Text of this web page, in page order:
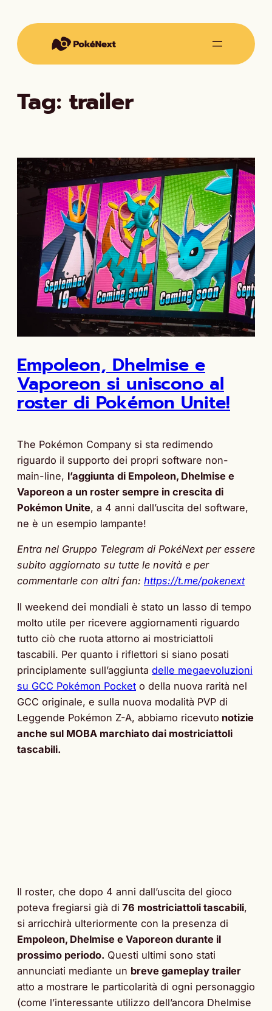
contenuto
Tag: trailer
Empoleon, Dhelmise e
Vaporeon si uniscono al
roster di Pokémon Unite!
The Pokémon Company si sta redimendo
riguardo il supporto dei propri software non-
main-line, l’aggiunta di Empoleon, Dhelmise e
Vaporeon a un roster sempre in crescita di
Pokémon Unite, a 4 anni dall’uscita del software,
ne è un esempio lampante!
Entra nel Gruppo Telegram di PokéNext per essere
subito aggiornato su tutte le novità e per
commentarle con altri fan: https://t.me/pokenext
Il weekend dei mondiali è stato un lasso di tempo
molto utile per ricevere aggiornamenti riguardo
tutto ciò che ruota attorno ai mostriciattoli
tascabili. Per quanto i riflettori si siano posati
principlamente sull’aggiunta delle megaevoluzioni
su GCC Pokémon Pocket o della nuova rarità nel
GCC originale, e sulla nuova modalità PVP di
Leggende Pokémon Z-A, abbiamo ricevuto notizie
anche sul MOBA marchiato dai mostriciattoli
tascabili.
Il roster, che dopo 4 anni dall’uscita del gioco
poteva fregiarsi già di 76 mostriciattoli tascabili,
si arricchirà ulteriormente con la presenza di
Empoleon, Dhelmise e Vaporeon durante il
prossimo periodo. Questi ultimi sono stati
annunciati mediante un breve gameplay trailer
atto a mostrare le particolarità di ogni personaggio
(come l’interessante utilizzo dell’ancora Dhelmise